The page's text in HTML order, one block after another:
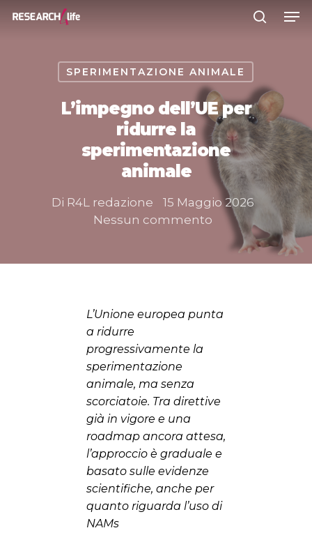
Premere INVIO per cercare o ESC
SPERIMENTAZIONE ANIMALE
L’impegno dell’UE per
ridurre la
sperimentazione
animale
Di R4L redazione
15 Maggio 2026
Nessun commento
L’Unione europea punta
a ridurre
progressivamente la
sperimentazione
animale, ma senza
scorciatoie. Tra direttive
già in vigore e una
roadmap ancora attesa,
l’approccio è graduale e
basato sulle evidenze
scientifiche, anche per
quanto riguarda l’uso di
NAMs